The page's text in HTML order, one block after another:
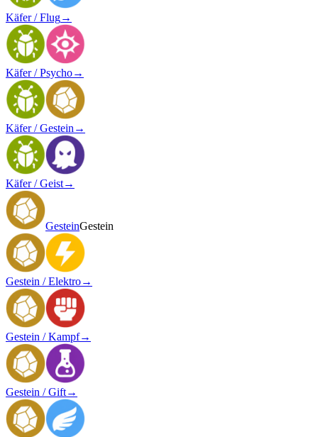
Käfer / Flug→
Käfer / Psycho→
Käfer / Gestein →
Käfer / Geist→
GesteinGestein
Gestein / Elektro→
Gestein / Kampf→
Gestein / Gift→